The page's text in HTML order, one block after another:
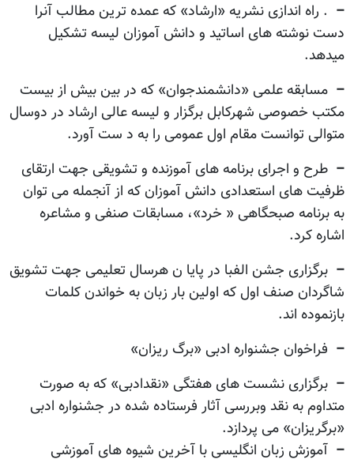
– . راه اندازی نشریه «ارشاد» که عمده ترین مطالب آنرا
دست نوشته های اساتید و دانش آموزان لیسه تشکیل
میدهد.
– مسابقه علمی «دانشمندجوان» که در بین بیش از بیست
مکتب خصوصی شهرکابل برگزار و لیسه عالی ارشاد در دوسال
متوالی توانست مقام اول عمومی را به د ست آورد.
– طرح و اجرای برنامه های آموزنده و تشویقی جهت ارتقای
ظرفیت های استعدادی دانش آموزان که از آنجمله می توان
به برنامه صبحگاهی « خرد»، مسابقات صنفی و مشاعره
اشاره کرد.
– برگزاری جشن الفبا در پایا ن هرسال تعلیمی جهت تشویق
شاگردان صنف اول که اولین بار زبان به خواندن کلمات
بازنموده اند.
– فراخوان جشنواره ادبی «برگ ریزان»
– برگزاری نشست های هفتگی «نقدادبی» که به صورت
متداوم به نقد وبررسی آثار فرستاده شده در جشنواره ادبی
«برگریزان» می پردازد.
– آموزش زبان انگلیسی با آخرین شیوه های آموزشی